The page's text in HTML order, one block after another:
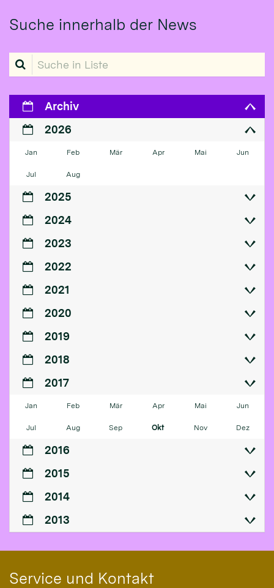
Suche innerhalb der News
Suche in Liste
Archiv
2026
Jan Feb Mär Apr Mai Jun
Jul Aug
2025
2024
2023
2022
2021
2020
2019
2018
2017
Jan Feb Mär Apr Mai Jun
Jul Aug Sep Okt Nov Dez
2016
2015
2014
2013
Service und Kontakt